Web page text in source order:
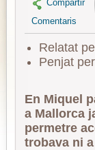
Compartir
Comentaris
Relatat
Penjat per
En Miquel
a Mallorca
permetre
trobava ni